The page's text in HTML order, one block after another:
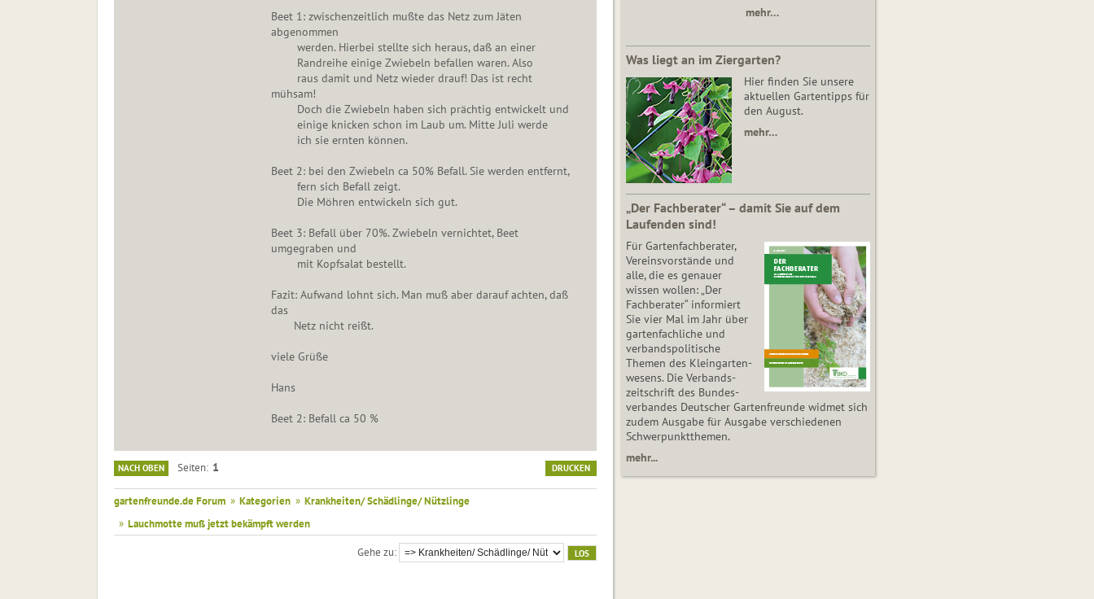
Beet 1: zwischenzeitlich mußte das Netz zum Jäten
abgenommen
werden. Hierbei stellte sich heraus, daß an einer
Randreihe einige Zwiebeln befallen waren. Also
raus damit und Netz wieder drauf! Das ist recht
mühsam!
Doch die Zwiebeln haben sich prächtig entwickelt und
einige knicken schon im Laub um. Mitte Juli werde
ich sie ernten können.
Beet 2: bei den Zwiebeln ca 50% Befall. Sie werden entfernt,
fern sich Befall zeigt.
Die Möhren entwickeln sich gut.
Beet 3: Befall über 70%. Zwiebeln vernichtet, Beet
umgegraben und
mit Kopfsalat bestellt.
Fazit: Aufwand lohnt sich. Man muß aber darauf achten, daß
das
Netz nicht reißt.
viele Grüße
Hans
Beet 2: Befall ca 50 %
DRUCKEN
NACH OBEN Seiten 1
gartenfreunde.de Forum » Kategorien » Krankheiten/ Schädlinge/ Nützlinge
» Lauchmotte muß jetzt bekämpft werden
Gehe zu
mehr…
Was liegt an im Ziergarten?
Hier finden Sie unsere
aktuellen Gartentipps für
den August.
mehr…
„Der Fachberater“ – damit Sie auf dem
Laufenden sind!
Für Gartenfachberater,
Vereinsvorstände und
alle, die es genauer
wissen wollen: „Der
Fachberater“ informiert
Sie vier Mal im Jahr über
gartenfachliche und
verbandspolitische
Themen des Klein­gar­ten­
wesens. Die Ver­bands­
zeit­schrift des Bun­des­
ver­ban­des Deutscher Gartenfreunde widmet sich
zudem Ausgabe für Ausgabe verschiedenen
Schwer­punkt­the­men.
mehr...